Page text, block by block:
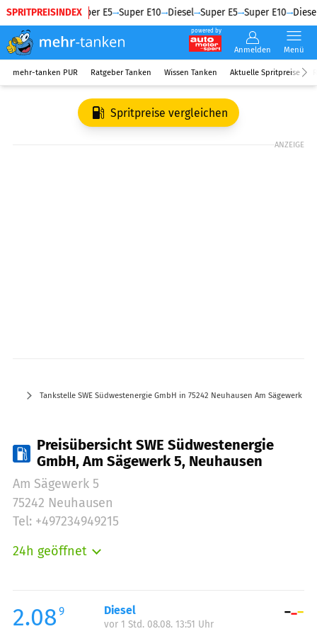
SPRITPREISINDEX
Diesel Super E5 Super E10 Diesel Super E5 Super E10 Diesel
powered by
Anmelden Menü
mehr-tanken PUR Ratgeber Tanken Wissen Tanken Aktuelle Spritpreise
Spritpreise vergleichen
ANZEIGE
Tankstelle SWE Südwestenergie GmbH in 75242 Neuhausen Am Sägewerk 5
Preisübersicht SWE Südwestenergie
GmbH, Am Sägewerk 5, Neuhausen
Am Sägewerk 5
75242 Neuhausen
Tel: +497234949215
24h geöffnet
Mittwoch:
00:00-24:00
Donnerstag:
2.08 9 Diesel
vor 1 Std. 08.08. 13:51 Uhr